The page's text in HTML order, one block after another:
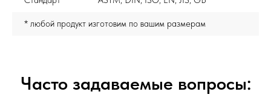
* любой продукт изготовим по вашим размерам
Часто задаваемые вопросы: